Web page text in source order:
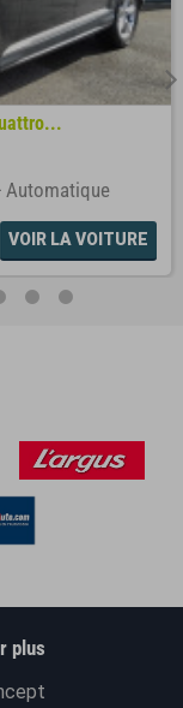
Automatique
VOIR LA VOITURE
plus